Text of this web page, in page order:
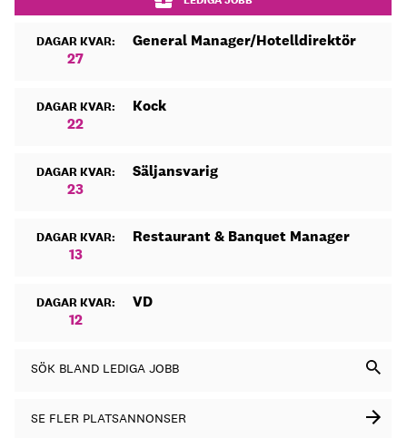
DAGAR KVAR:
27
General Manager/Hotelldirektör
DAGAR KVAR:
22
Kock
DAGAR KVAR:
23
Säljansvarig
DAGAR KVAR:
13
Restaurant & Banquet Manager
DAGAR KVAR:
12
VD
SÖK BLAND LEDIGA JOBB
SE FLER PLATSANNONSER